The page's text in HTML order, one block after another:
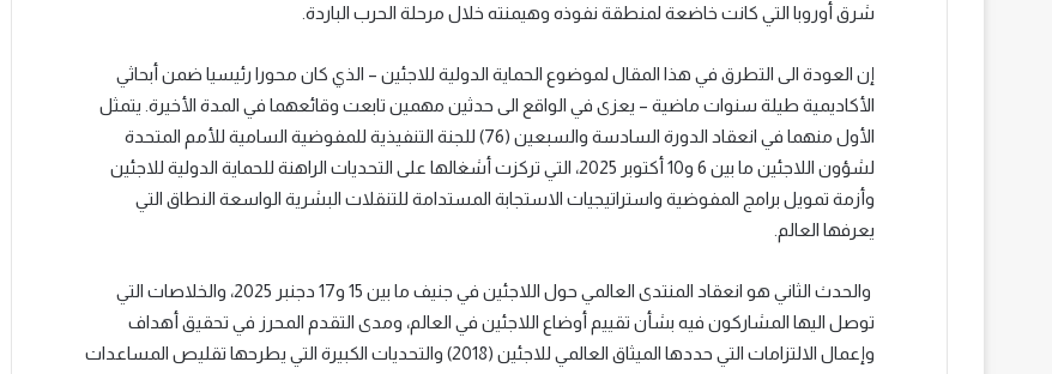
شرق أوروبا التي كانت خاضعة لمنطقة نفوذه وهيمنته خلال مرحلة الحرب الباردة.
إن العودة الى التطرق في هذا المقال لموضوع الحماية الدولية للاجئين – الذي كان محورا رئيسيا ضمن أبحاثي
الأكاديمية طيلة سنوات ماضية – يعزى في الواقع الى حدثين مهمين تابعت وقائعهما في المدة الأخيرة. يتمثل
الأول منهما في انعقاد الدورة السادسة والسبعين (76) للجنة التنفيذية للمفوضية السامية للأمم المتحدة
لشؤون اللاجئين ما بين 6 و10 أكتوبر 2025، التي تركزت أشغالها على التحديات الراهنة للحماية الدولية للاجئين
وأزمة تمويل برامج المفوضية واستراتيجيات الاستجابة المستدامة للتنقلات البشرية الواسعة النطاق التي
يعرفها العالم.
والحدث الثاني هو انعقاد المنتدى العالمي حول اللاجئين في جنيف ما بين 15 و17 دجنبر 2025، والخلاصات التي
توصل اليها المشاركون فيه بشأن تقييم أوضاع اللاجئين في العالم، ومدى التقدم المحرز في تحقيق أهداف
وإعمال الالتزامات التي حددها الميثاق العالمي للاجئين (2018) والتحديات الكبيرة التي يطرحها تقليص المساعدات